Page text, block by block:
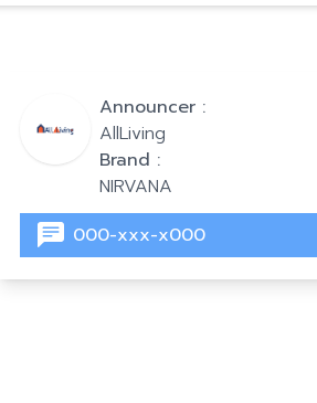
Announcer :
AllLiving
Brand :
NIRVANA
000-xxx-x000